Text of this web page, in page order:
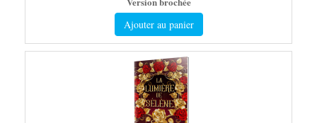
Ajouter au panier